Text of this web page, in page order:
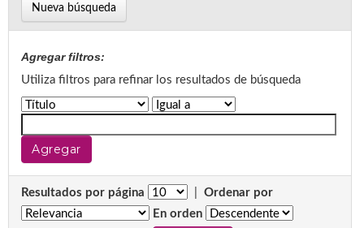
Nueva búsqueda
Agregar filtros:
Utiliza filtros para refinar los resultados de búsqueda
Resultados por página
Ordenar por
En orden